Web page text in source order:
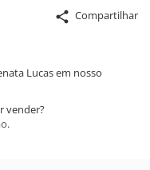
Compartilhar
Lucas em nosso
vender?